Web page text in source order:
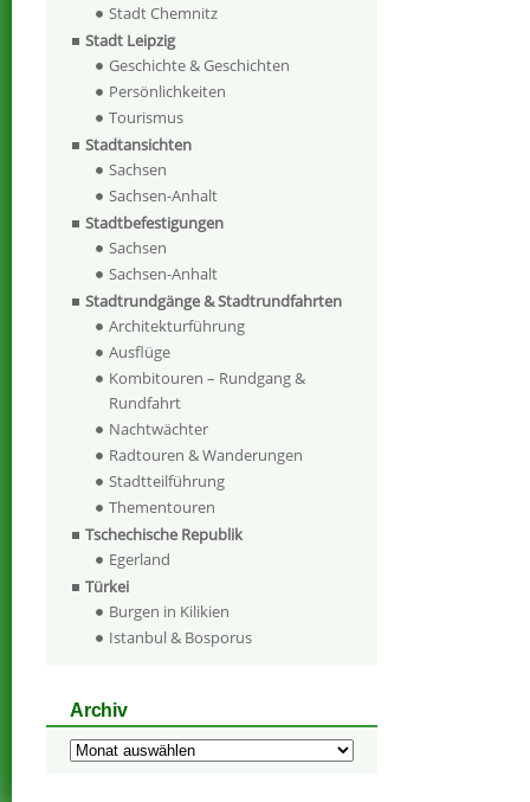
Stadt Chemnitz
Stadt Leipzig
Geschichte & Geschichten
Persönlichkeiten
Tourismus
Stadtansichten
Sachsen
Sachsen-Anhalt
Stadtbefestigungen
Sachsen
Sachsen-Anhalt
Stadtrundgänge & Stadtrundfahrten
Architekturführung
Ausflüge
Kombitouren – Rundgang &
Rundfahrt
Nachtwächter
Radtouren & Wanderungen
Stadtteilführung
Thementouren
Tschechische Republik
Egerland
Türkei
Burgen in Kilikien
Istanbul & Bosporus
Archiv
Archiv